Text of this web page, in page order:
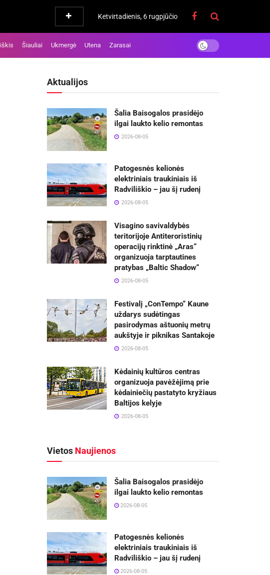
Ketvirtadienis, 6 rugpjūčio
Šiauliai Ukmergė Utena Zarasai
Aktualijos
Šalia Baisogalos prasidėjo
ilgai laukto kelio remontas
2026-08-05
Patogesnės kelionės
elektriniais traukiniais iš
Radviliškio – jau šį rudenį
2026-08-05
Visagino savivaldybės
teritorijoje Antiteroristinių
operacijų rinktinė „Aras“
organizuoja tarptautines
pratybas „Baltic Shadow“
2026-08-05
Festivalį „ConTempo“ Kaune
uždarys sudėtingas
pasirodymas aštuonių metrų
aukštyje ir piknikas Santakoje
2026-08-05
Kėdainių kultūros centras
organizuoja pavėžėjimą prie
kėdainiečių pastatyto kryžiaus
Baltijos kelyje
2026-08-05
Vietos Naujienos
Šalia Baisogalos prasidėjo
ilgai laukto kelio remontas
2026-08-05
Patogesnės kelionės
elektriniais traukiniais iš
Radviliškio – jau šį rudenį
2026-08-05